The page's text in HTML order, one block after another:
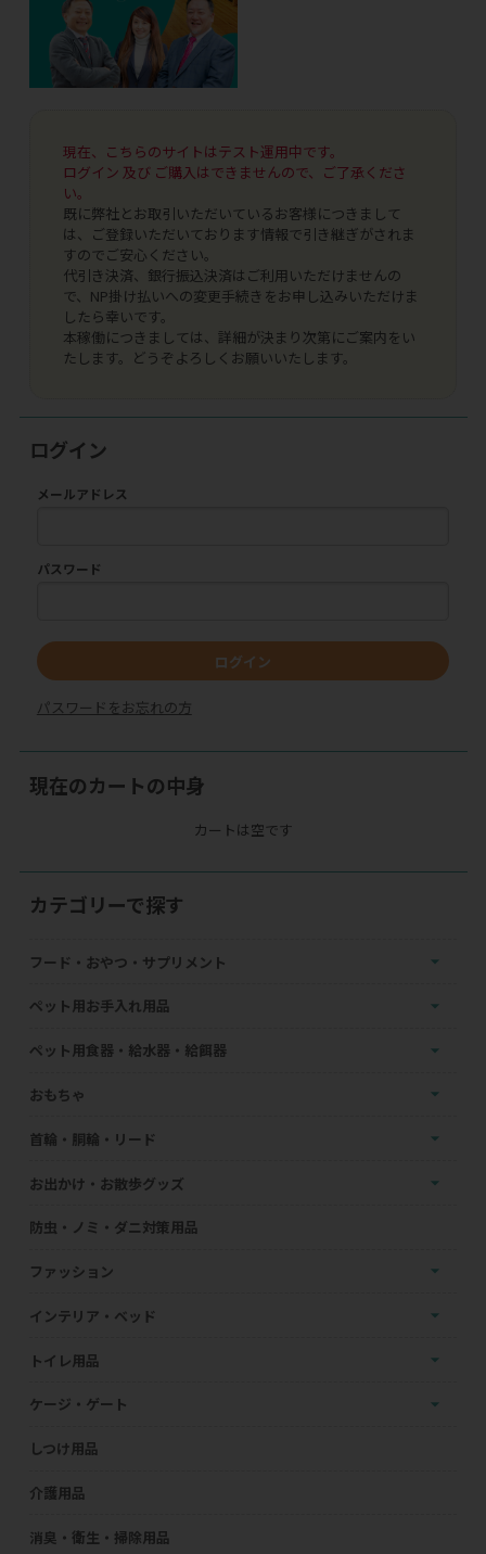
現在、こちらのサイトはテスト運用中です。
ログイン 及び ご購入はできませんので、ご了承くださ
い。
既に弊社とお取引いただいているお客様につきまして
は、ご登録いただいております情報で引き継ぎがされま
すのでご安心ください。
代引き決済、銀行振込決済はご利用いただけませんの
で、NP掛け払いへの変更手続きをお申し込みいただけま
したら幸いです。
本稼働につきましては、詳細が決まり次第にご案内をい
たします。どうぞよろしくお願いいたします。
ログイン
メールアドレス
パスワード
ログイン
パスワードをお忘れの方
現在のカートの中身
カートは空です
カテゴリーで探す
フード・おやつ・サプリメント
ペット用お手入れ用品
ペット用食器・給水器・給餌器
おもちゃ
首輪・胴輪・リード
お出かけ・お散歩グッズ
防虫・ノミ・ダニ対策用品
ファッション
インテリア・ベッド
トイレ用品
ケージ・ゲート
しつけ用品
介護用品
消臭・衛生・掃除用品